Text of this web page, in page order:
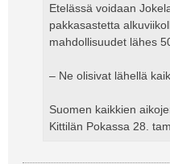
Etelässä voidaan
pakkasastetta
mahdollisuudet lähes
– Ne olisivat lähellä
Suomen kaikkien
Kittilän Pokassa 28.